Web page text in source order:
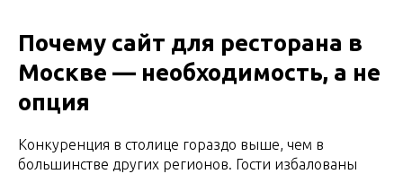
Почему сайт для ресторана в
Москве — необходимость, а не
опция
Конкуренция в столице гораздо выше, чем в
большинстве других регионов. Гости избалованы